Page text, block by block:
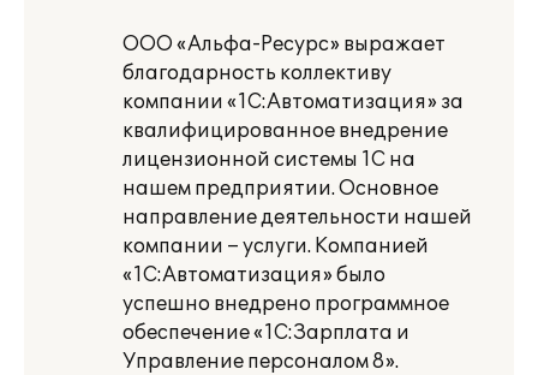
ООО «Альфа-Ресурс» выражает
благодарность коллективу
компании «1С:Автоматизация» за
квалифицированное внедрение
лицензионной системы 1С на
нашем предприятии. Основное
направление деятельности нашей
компании – услуги. Компанией
«1С:Автоматизация» было
успешно внедрено программное
обеспечение «1С:Зарплата и
Управление персоналом 8».